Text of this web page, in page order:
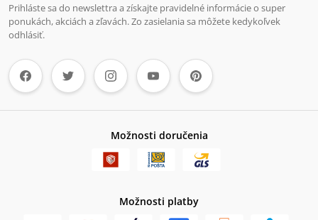
Prihláste sa do newslettra a získajte pravidelné informácie o super
ponukách, akciách a zľavách. Zo zasielania sa môžete kedykoľvek
odhlásiť.
Možnosti doručenia
Možnosti platby